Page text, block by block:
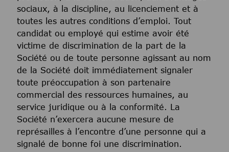
sociaux, à la discipline, au licenciement et à
toutes les autres conditions d’emploi. Tout
candidat ou employé qui estime avoir été
victime de discrimination de la part de la
Société ou de toute personne agissant au nom
de la Société doit immédiatement signaler
toute préoccupation à son partenaire
commercial des ressources humaines, au
service juridique ou à la conformité. La
Société n’exercera aucune mesure de
représailles à l’encontre d’une personne qui a
signalé de bonne foi une discrimination.